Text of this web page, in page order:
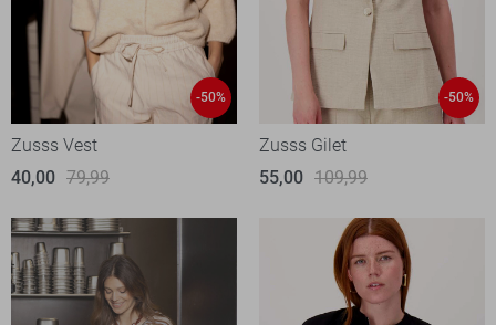
-50%
Zusss Vest
40,00 79,99
-50%
Zusss Gilet
55,00 109,99